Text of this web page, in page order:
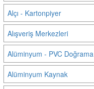
Alçı - Kartonpiyer
Alışveriş Merkezleri
Alüminyum - PVC Doğrama
Alüminyum Kaynak